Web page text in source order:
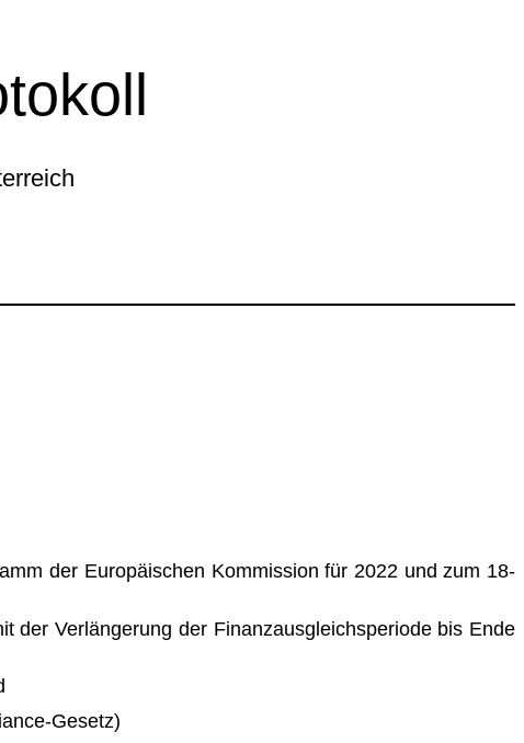
der Europäischen Kommission für 2022 und zum 18-
der Verlängerung der Finanzausgleichsperiode bis Ende
Gesetz)